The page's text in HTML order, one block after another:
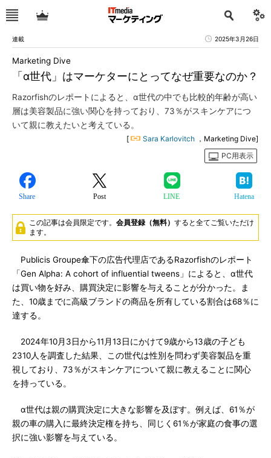
連載 2025年3月26日
「α世代」はマーケターにとってなぜ重要なのか？
Marketing Dive
Razorfishのレポートによると、α世代の中でも比較的年齢が高い
層は美容製品に強い関心を持っており、73％がスキンケアにつ
いて親に教えたいと考えている。
[ Sara Karlovitch ，Marketing Dive]
PC用表示
Share Post LINE Hatena
この記事は会員限定です。 会員登録（無料） すると全てご覧いただけ
ます。
Publicis Groupe傘下の広告代理店であるRazorfishのレポート
「Gen Alpha: A cohort of influential tweens」によると、α世代
は買い物を好み、購買決定に影響を与えることが分かった。ま
た、10歳までに高級ブランドの商品を所有している割合は68％に
達する。
2024年10月3日から11月13日にかけて9歳から13歳の子ども
2310人を調査した結果、この世代は性別を問わず美容製品を重
視しており、73％がスキンケアについて親に教えることに関心
を持っている。
α世代は親の購買決定に大きな影響を及ぼす。例えば、61％が
親の車の購入に最終決定権を持ち、同じく61％が家庭の食事の選
択に強い影響を与えている。